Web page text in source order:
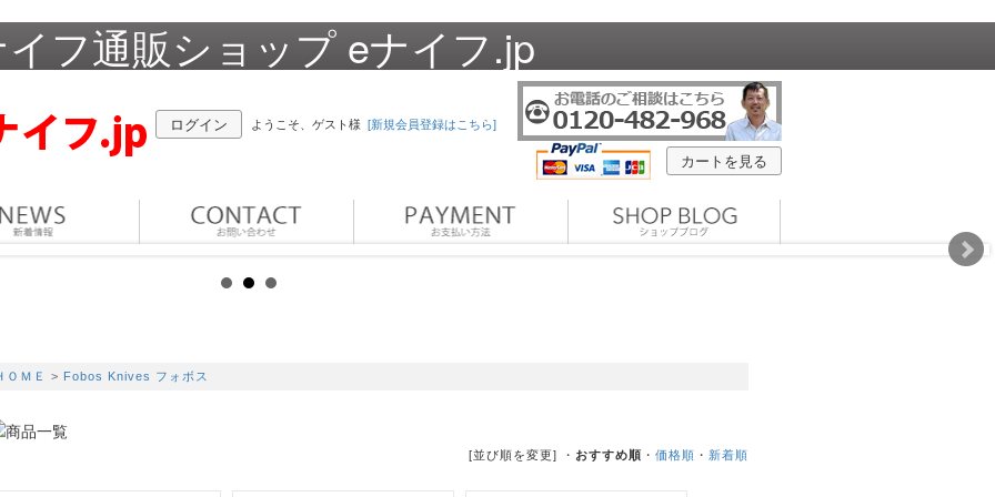
フ通販ショップ eナイフ.jp
カートを見る
ログイン ようこそ、ゲスト様 [新規会員登録はこちら]
ＯＭＥ > Fobos Knives フォボス
[並び順を変更] ・ おすすめ順 ・ 価格順 ・ 新着順